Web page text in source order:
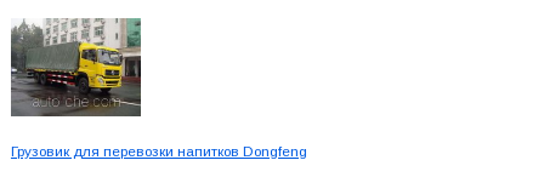
Грузовик для перевозки напитков Dongfeng